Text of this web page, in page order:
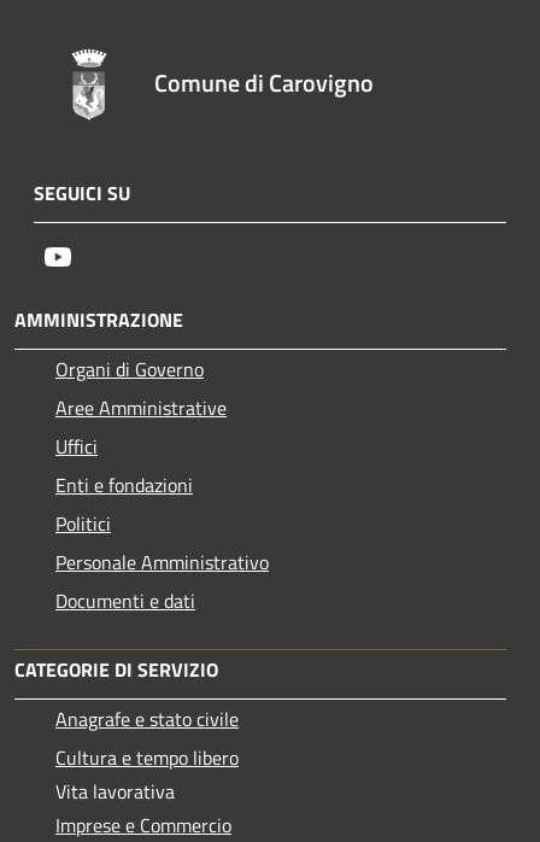
Comune di Carovigno
SEGUICI SU
AMMINISTRAZIONE
Organi di Governo
Aree Amministrative
Uffici
Enti e fondazioni
Politici
Personale Amministrativo
Documenti e dati
CATEGORIE DI SERVIZIO
Anagrafe e stato civile
Cultura e tempo libero
Vita lavorativa
Imprese e Commercio